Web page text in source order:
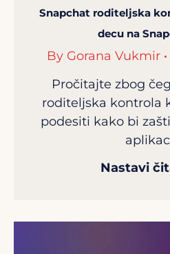
Snapchat roditeljska
decu na
By Gorana Vukmir
Pročitajte zbog
roditeljska kontrola
podesiti kako bi
Nastavi